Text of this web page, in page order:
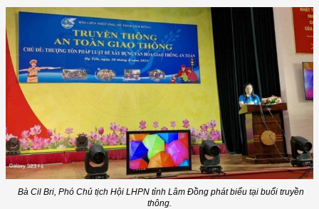
Bà Cil Bri, Phó Chủ tịch Hội LHPN tỉnh Lâm Đồng phát biểu tại buổi truyền
thông.